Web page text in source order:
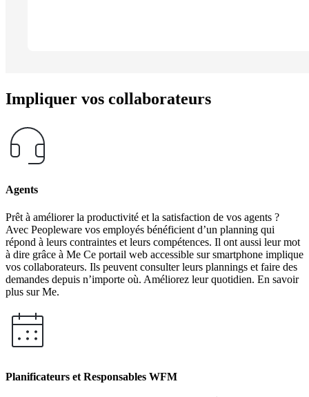
Impliquer vos collaborateurs
Agents
Prêt à améliorer la productivité et la satisfaction de vos agents ?
Avec Peopleware vos employés bénéficient d’un planning qui
répond à leurs contraintes et leurs compétences. Il ont aussi leur mot
à dire grâce à Me Ce portail web accessible sur smartphone implique
vos collaborateurs. Ils peuvent consulter leurs plannings et faire des
demandes depuis n’importe où. Améliorez leur quotidien. En savoir
plus sur Me.
Planificateurs et Responsables WFM